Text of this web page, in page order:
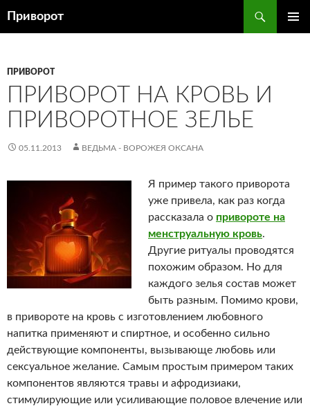
Приворот
ПРИВОРОТ
ПРИВОРОТ НА КРОВЬ И
ПРИВОРОТНОЕ ЗЕЛЬЕ
05.11.2013 ВЕДЬМА - ВОРОЖЕЯ ОКСАНА
Я пример такого приворота
уже привела, как раз когда
рассказала о привороте на
менструальную кровь.
Другие ритуалы проводятся
похожим образом. Но для
каждого зелья состав может
быть разным. Помимо крови,
в привороте на кровь с изготовлением любовного
напитка применяют и спиртное, и особенно сильно
действующие компоненты, вызывающе любовь или
сексуальное желание. Самым простым примером таких
компонентов являются травы и афродизиаки,
стимулирующие или усиливающие половое влечение или